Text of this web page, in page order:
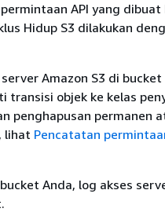
API yang
Hidup S3 dilakukan
Amazon S3 di
objek ke kelas
penghapusan permanen
lihat Pencatatan
Anda, log akses